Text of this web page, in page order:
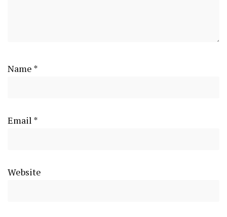
Name *
Email *
Website